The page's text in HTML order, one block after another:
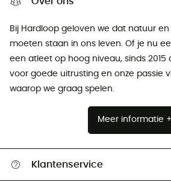
Bij Hardloop geloven we dat natuur
moeten staan ​​in ons leven. Of je nu
een atleet op hoog niveau, sinds 2015
voor goede uitrusting en onze passie
waarop we graag spelen.
Meer informatie +
Klantenservice